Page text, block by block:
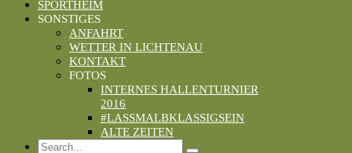
SPORTHEIM
SONSTIGES
ANFAHRT
WETTER IN LICHTENAU
KONTAKT
FOTOS
INTERNES HALLENTURNIER
2016
#LASSMALBKLASSIGSEIN
ALTE ZEITEN
Search